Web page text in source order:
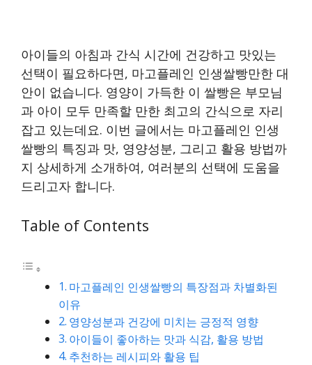
아이들의 아침과 간식 시간에 건강하고 맛있는
선택이 필요하다면, 마고플레인 인생쌀빵만한 대
안이 없습니다. 영양이 가득한 이 쌀빵은 부모님
과 아이 모두 만족할 만한 최고의 간식으로 자리
잡고 있는데요. 이번 글에서는 마고플레인 인생
쌀빵의 특징과 맛, 영양성분, 그리고 활용 방법까
지 상세하게 소개하여, 여러분의 선택에 도움을
드리고자 합니다.
Table of Contents
마고플레인 인생쌀빵의 특장점과 차별화된
이유
영양성분과 건강에 미치는 긍정적 영향
아이들이 좋아하는 맛과 식감, 활용 방법
추천하는 레시피와 활용 팁